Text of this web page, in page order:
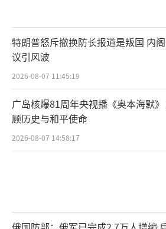
特朗普怒斥撤换防长报道是叛国 内
议引风波
2026-08-07 11:45:19
广岛核爆81周年央视播《奥本海默
顾历史与和平使命
2026-08-07 14:58:17